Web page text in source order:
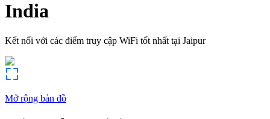
India
Kết nối với các điểm truy cập WiFi tốt nhất tại Jaipur
Mở rộng bản đồ